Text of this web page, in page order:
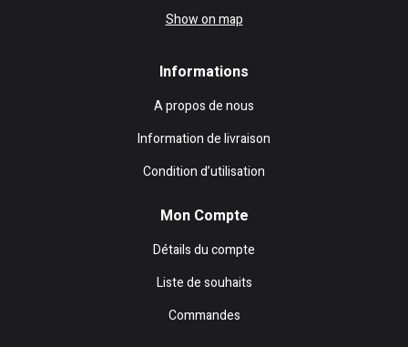
Show on map
Informations
A propos de nous
Information de livraison
Condition d’utilisation
Mon Compte
Détails du compte
Liste de souhaits
Commandes